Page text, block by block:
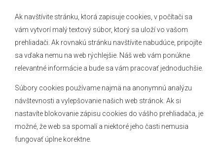
Ak navštívite stránku, ktorá zapisuje cookies, v počítači sa
vám vytvorí malý textový súbor, ktorý sa uloží vo vašom
prehliadači. Ak rovnakú stránku navštívite nabudúce, pripojíte
sa vďaka nemu na web rýchlejšie. Náš web vám ponúkne
relevantné informácie a bude sa vám pracovať jednoduchšie.
Súbory cookies používame najmä na anonymnú analýzu
návštevnosti a vylepšovanie našich web stránok. Ak si
nastavíte blokovanie zápisu cookies do vášho prehliadača, je
možné, že web sa spomalí a niektoré jeho časti nemusia
fungovať úplne korektne.
O obci
Hlásenia obecného rozhlasu
Kontakt
Mapa stránok